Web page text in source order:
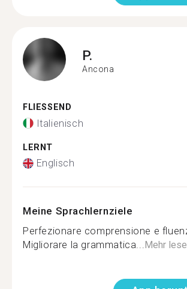
P.
Ancona
FLIESSEND
Italienisch
LERNT
Englisch
Meine Sprachlernziele
Perfezionare comprensione e
Migliorare la grammatica...Mehr